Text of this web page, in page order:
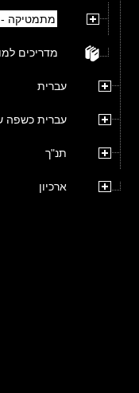
מתמטיקה -
מדריכים
עברית
עברית כשפה
תנ"ך
ארכיון